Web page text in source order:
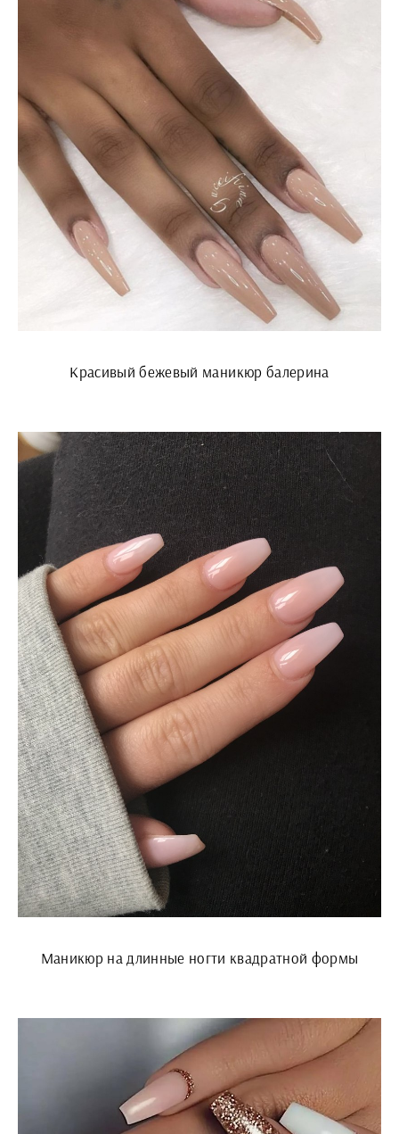
Красивый бежевый маникюр балерина
Маникюр на длинные ногти квадратной формы